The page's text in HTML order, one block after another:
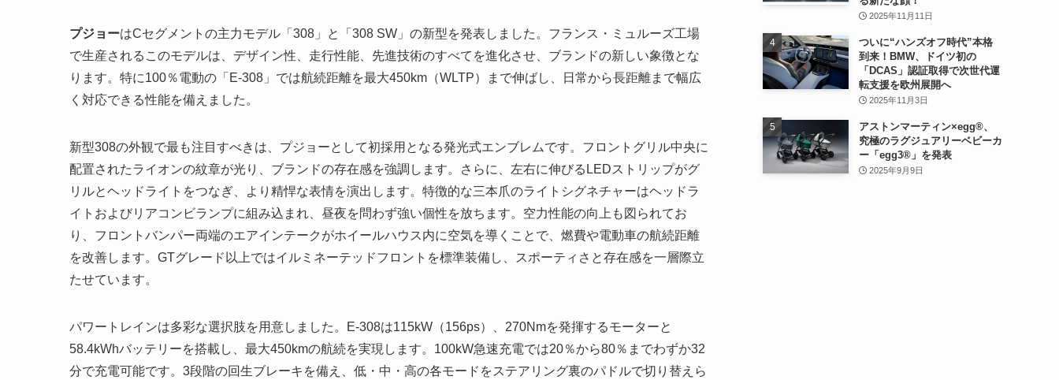
プジョーはCセグメントの主力モデル「308」と「308 SW」の新型を発表しました。フランス・ミュルーズ工場
で生産されるこのモデルは、デザイン性、走行性能、先進技術のすべてを進化させ、ブランドの新しい象徴とな
ります。特に100％電動の「E-308」では航続距離を最大450km（WLTP）まで伸ばし、日常から長距離まで幅広
く対応できる性能を備えました。
新型308の外観で最も注目すべきは、プジョーとして初採用となる発光式エンブレムです。フロントグリル中央に
配置されたライオンの紋章が光り、ブランドの存在感を強調します。さらに、左右に伸びるLEDストリップがグ
リルとヘッドライトをつなぎ、より精悍な表情を演出します。特徴的な三本爪のライトシグネチャーはヘッドラ
イトおよびリアコンビランプに組み込まれ、昼夜を問わず強い個性を放ちます。空力性能の向上も図られてお
り、フロントバンパー両端のエアインテークがホイールハウス内に空気を導くことで、燃費や電動車の航続距離
を改善します。GTグレード以上ではイルミネーテッドフロントを標準装備し、スポーティさと存在感を一層際立
たせています。
パワートレインは多彩な選択肢を用意しました。E-308は115kW（156ps）、270Nmを発揮するモーターと
58.4kWhバッテリーを搭載し、最大450kmの航続を実現します。100kW急速充電では20％から80％までわずか32
分で充電可能です。3段階の回生ブレーキを備え、低・中・高の各モードをステアリング裏のパドルで切り替えら
2025年11月11日
ついに“ハンズオフ時代”本格
到来！BMW、ドイツ初の
「DCAS」認証取得で次世代運
転支援を欧州展開へ
2025年11月3日
アストンマーティン×egg®、
究極のラグジュアリーベビーカ
ー「egg3®」を発表
2025年9月9日